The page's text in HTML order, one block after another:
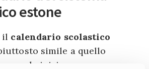
estone
il calendario scolastico
simile a quello
scuola inizia a